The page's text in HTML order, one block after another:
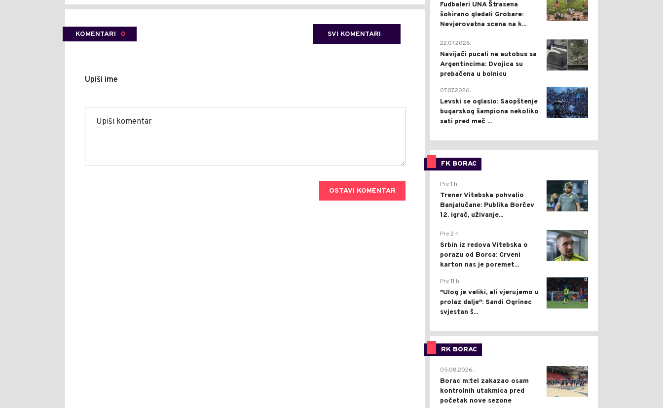
KOMENTARI 0 SVI KOMENTARI
Upiši ime
OSTAVI KOMENTAR
Fudbaleri UNA Štrasena
šokirano gledali Grobare:
Nevjerovatna scena na k...
0
22.07.2026.
Navijači pucali na autobus sa
Argentincima: Dvojica su
prebačena u bolnicu
1
07.07.2026.
Levski se oglasio: Saopštenje
bugarskog šampiona nekoliko
sati pred meč ...
FK BORAC
0
Pre 1 h
Trener Vitebska pohvalio
Banjalučane: Publika Borčev
12. igrač, uživanje...
0
Pre 2 h
Srbin iz redova Vitebska o
porazu od Borca: Crveni
karton nas je poremet...
0
Pre 11 h
"Ulog je veliki, ali vjerujemo u
prolaz dalje": Sandi Ogrinec
svjestan š...
RK BORAC
0
05.08.2026.
Borac m:tel zakazao osam
kontrolnih utakmica pred
početak nove sezone